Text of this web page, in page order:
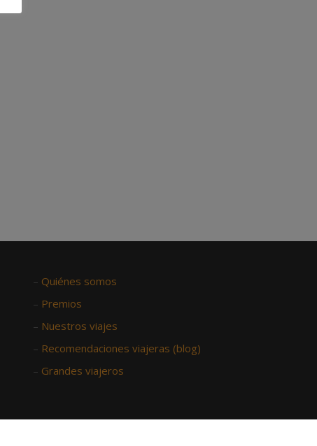
– Quiénes somos
– Premios
– Nuestros viajes
– Recomendaciones viajeras (blog)
– Grandes viajeros